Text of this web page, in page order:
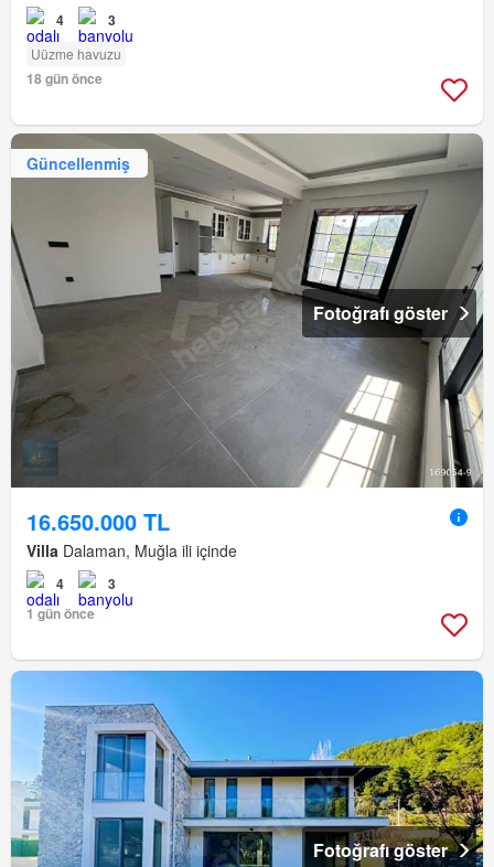
4 3
Uüzme havuzu
18 gün önce
Güncellenmiş
Fotoğrafı göster
16.650.000 TL
Villa Dalaman, Muğla ili içinde
4
3
1 gün önce
Fotoğrafı göster